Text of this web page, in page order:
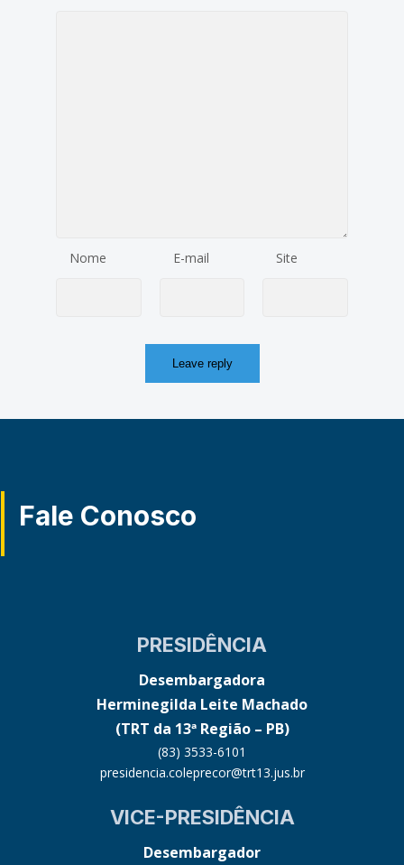
Nome E-mail Site
Fale Conosco
PRESIDÊNCIA
Desembargadora
Herminegilda Leite Machado
(TRT da 13ª Região – PB)
(83) 3533-6101
presidencia.coleprecor@trt13.jus.br
VICE-PRESIDÊNCIA
Desembargador